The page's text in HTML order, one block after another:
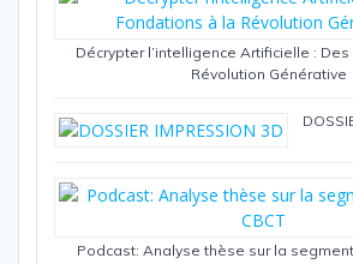
Décrypter l’intelligence Artificielle :
Révolution Générative
Podcast: Analyse thèse sur la